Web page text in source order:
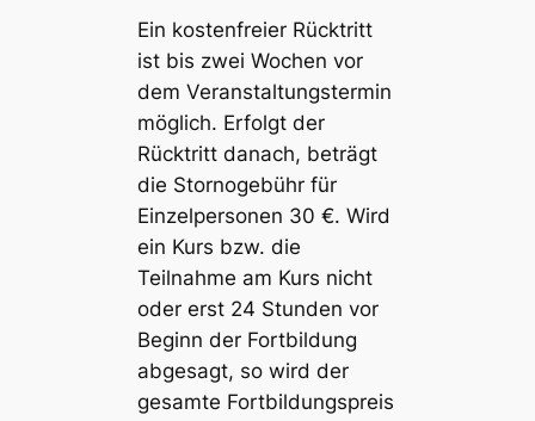
Ein kostenfreier Rücktritt
ist bis zwei Wochen vor
dem Veranstaltungstermin
möglich. Erfolgt der
Rücktritt danach, beträgt
die Stornogebühr für
Einzelpersonen 30 €. Wird
ein Kurs bzw. die
Teilnahme am Kurs nicht
oder erst 24 Stunden vor
Beginn der Fortbildung
abgesagt, so wird der
gesamte Fortbildungspreis